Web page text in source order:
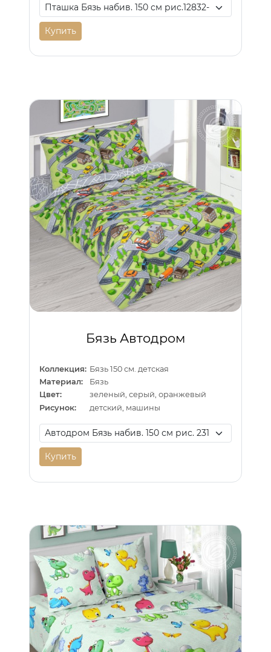
Купить
Бязь Автодром
Коллекция: Бязь 150 см. детская
Материал:
Бязь
Цвет:
зеленый, серый, оранжевый
Рисунок:
детский, машины
Купить